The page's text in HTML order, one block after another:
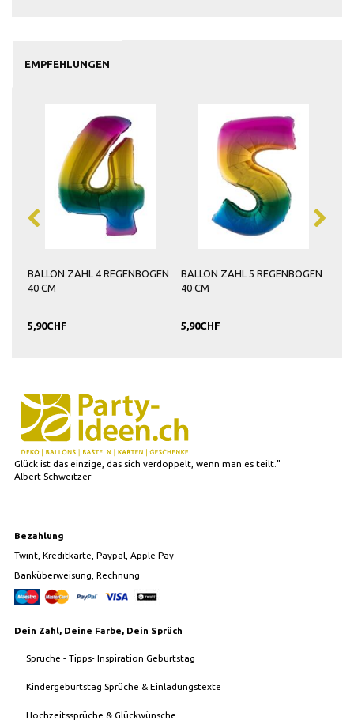
EMPFEHLUNGEN
BALLON ZAHL 4 REGENBOGEN
40 CM
5,90CHF
BALLON ZAHL 5 REGENBOGEN
40 CM
5,90CHF
Glück ist das einzige, das sich verdoppelt, wenn man es teilt."
Albert Schweitzer
Bezahlung
Twint, Kreditkarte, Paypal, Apple Pay
Banküberweisung, Rechnung
Dein Zahl, Deine Farbe, Dein Sprüch
Spruche - Tipps- Inspiration Geburtstag
Kindergeburtstag Sprüche & Einladungstexte
Hochzeitssprüche & Glückwünsche